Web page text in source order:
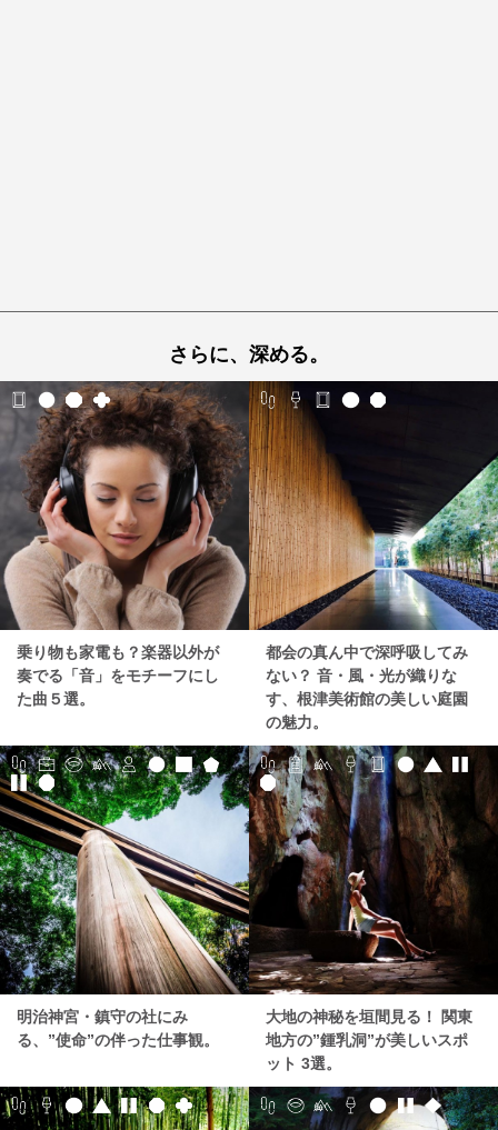
さらに、深める。
乗り物も家電も？楽器以外が
奏でる「音」をモチーフにし
た曲５選。
都会の真ん中で深呼吸してみ
ない？ 音・風・光が織りな
す、根津美術館の美しい庭園
の魅力。
明治神宮・鎮守の社にみ
る、”使命”の伴った仕事観。
大地の神秘を垣間見る！ 関東
地方の”鍾乳洞”が美しいスポ
ット 3選。